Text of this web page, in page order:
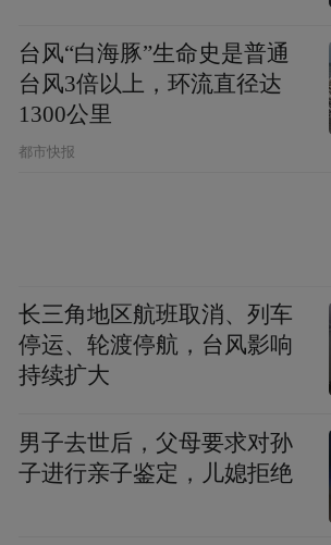
“特别声明：以上作品内容(包括在内
频)为凤凰网旗下自媒体平台“大风
布，本平台仅提供信息存储空间服务。
Notice: The content above
pictures and audios if any) is
台风“白海豚”生命史是普通
台风3倍以上，环流直径达
1300公里
都市快报
长三角地区航班取消、列车
停运、轮渡停航，台风影响
持续扩大
男子去世后，父母要求对孙
子进行亲子鉴定，儿媳拒绝